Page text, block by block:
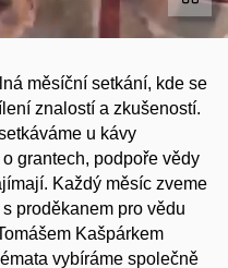
měsíční setkání, kde se
znalostí a zkušeností.
u kávy
grantech, podpoře vědy
Každý měsíc zveme
proděkanem pro vědu
Kašpárkem
vybíráme společně